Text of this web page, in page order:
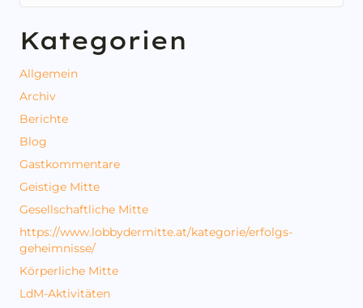
Kategorien
Allgemein
Archiv
Berichte
Blog
Gastkommentare
Geistige Mitte
Gesellschaftliche Mitte
https://www.lobbydermitte.at/kategorie/erfolgs-
geheimnisse/
Körperliche Mitte
LdM-Aktivitäten